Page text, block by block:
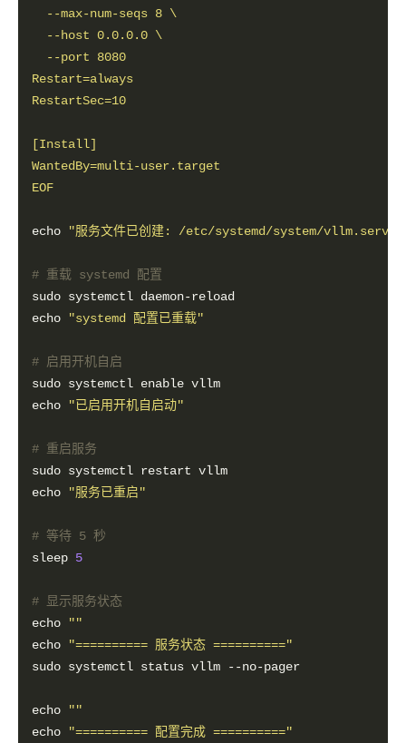
EOF
echo "服务文件已创建: /etc/systemd/system/
# 重载 systemd 配置
echo
"systemd 配置已重载"
# 启用开机自启
echo
"已启用开机自启动"
# 重启服务
echo
"服务已重启"
# 等待 5 秒
sleep 5
# 显示服务状态
echo
""
echo
"========== 服务状态 =========="
echo
""
echo
"========== 配置完成 =========="